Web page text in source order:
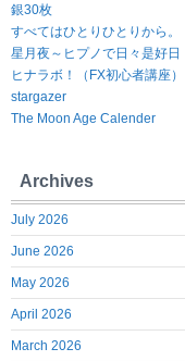
銀30枚
すべてはひとりひとりから。
星月夜～ヒプノで日々是好日
ヒナラボ！（FX初心者講座）
stargazer
The Moon Age Calender
Archives
July 2026
June 2026
May 2026
April 2026
March 2026